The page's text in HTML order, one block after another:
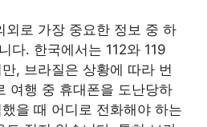
외로 가장 중요한 정보 중 하
다. 한국에서는 112와 119
, 브라질은 상황에 따라 번
여행 중 휴대폰을 도난당하
을 때 어디로 전화해야 하는